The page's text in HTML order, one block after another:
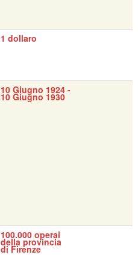
1 dollaro
10 Giugno 1924 -
10 Giugno 1930
100.000 operai
della provincia
di Firenze